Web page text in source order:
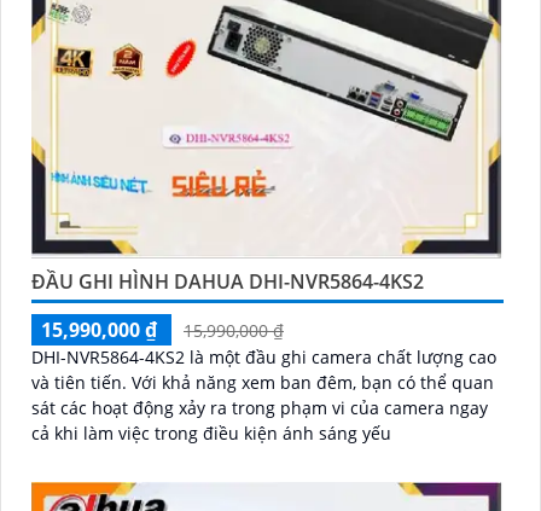
ĐẦU GHI HÌNH DAHUA DHI-NVR5864-4KS2
15,990,000 ₫
15,990,000 ₫
DHI-NVR5864-4KS2 là một đầu ghi camera chất lượng cao
và tiên tiến. Với khả năng xem ban đêm, bạn có thể quan
sát các hoạt động xảy ra trong phạm vi của camera ngay
cả khi làm việc trong điều kiện ánh sáng yếu